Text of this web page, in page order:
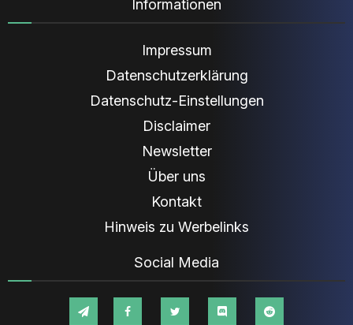
Informationen
Impressum
Datenschutzerklärung
Datenschutz-Einstellungen
Disclaimer
Newsletter
Über uns
Kontakt
Hinweis zu Werbelinks
Social Media